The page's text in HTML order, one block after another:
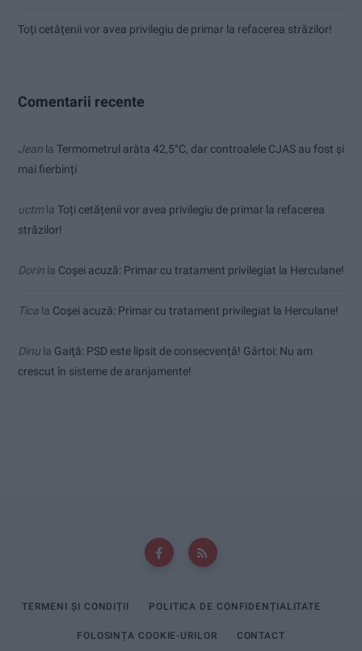
Toți cetățenii vor avea privilegiu de primar la refacerea străzilor!
Comentarii recente
Jean la Termometrul arăta 42,5°C, dar controalele CJAS au fost și
mai fierbinți
uctmla Toți cetățenii vor avea privilegiu de primar la refacerea
străzilor!
Dorin la Coșei acuză: Primar cu tratament privilegiat la Herculane!
Tica la Coșei acuză: Primar cu tratament privilegiat la Herculane!
Dinu la Gaiţă: PSD este lipsit de consecvență! Gârtoi: Nu am
crescut în sisteme de aranjamente!
TERMENI ȘI CONDIȚII POLITICA DE CONFIDENȚIALITATE
FOLOSINȚA COOKIE-URILOR CONTACT